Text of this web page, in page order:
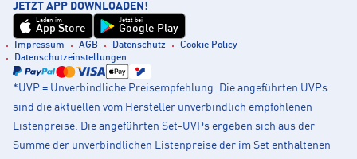
JETZT APP DOWNLOADEN!
Laden im
App Store
Jetzt bei
Google Play
Impressum AGB Datenschutz
Cookie Policy
Datenschutzeinstellungen
*UVP = Unverbindliche Preisempfehlung. Die angeführten UVPs
sind die aktuellen vom Hersteller unverbindlich empfohlenen
Listenpreise. Die angeführten Set-UVPs ergeben sich aus der
Summe der unverbindlichen Listenpreise der im Set enthaltenen